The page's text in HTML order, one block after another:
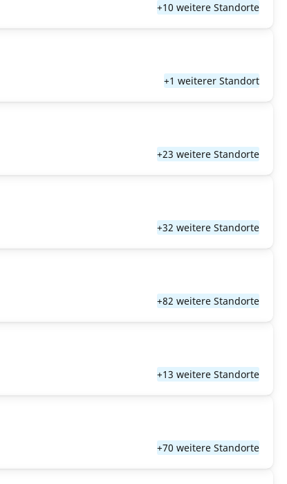
+10 weitere Standorte
+1 weiterer Standort
+23 weitere Standorte
+32 weitere Standorte
+82 weitere Standorte
+13 weitere Standorte
+70 weitere Standorte